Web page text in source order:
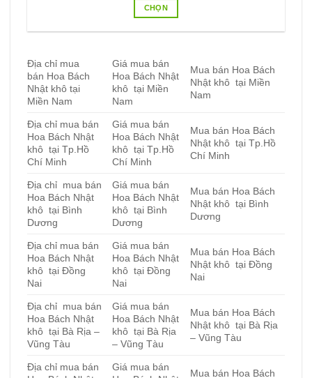
490.000VND
CHỌN
có
nhiều
Các
tùy
chọn
thể
được
chọn
trang
sản
phẩm
Địa chỉ mua
bán Hoa Bách
Nhật khô tại
Miền Nam
Giá mua bán
Hoa Bách Nhật
khô tại Miền
Nam
Mua bán Hoa Bách
Nhật khô tại Miền
Nam
Địa chỉ mua bán
Hoa Bách Nhật
khô tại Tp.Hồ
Chí Minh
Giá mua bán
Hoa Bách Nhật
khô tại Tp.Hồ
Chí Minh
Mua bán Hoa Bách
Nhật khô tại Tp.Hồ
Chí Minh
Địa chỉ mua bán
Hoa Bách Nhật
khô tại Bình
Dương
Giá mua bán
Hoa Bách Nhật
khô tại Bình
Dương
Mua bán Hoa Bách
Nhật khô tại Bình
Dương
Địa chỉ mua bán
Hoa Bách Nhật
khô tại Đồng
Nai
Giá mua bán
Hoa Bách Nhật
khô tại Đồng
Nai
Mua bán Hoa Bách
Nhật khô tại Đồng
Nai
Địa chỉ mua bán
Hoa Bách Nhật
khô tại Bà Rịa –
Vũng Tàu
Giá mua bán
Hoa Bách Nhật
khô tại Bà Rịa
– Vũng Tàu
Mua bán Hoa Bách
Nhật khô tại Bà Rịa
– Vũng Tàu
Địa chỉ mua bán
Giá mua bán
Mua bán Hoa Bách